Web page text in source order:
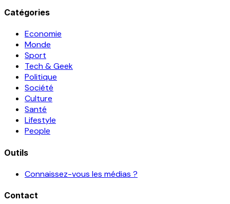
Catégories
Economie
Monde
Sport
Tech & Geek
Politique
Société
Culture
Santé
Lifestyle
People
Outils
Connaissez-vous les médias ?
Contact